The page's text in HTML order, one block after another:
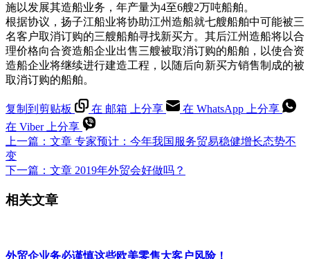
施以发展其造船业务，年产量为4至6艘2万吨船舶。
根据协议，扬子江船业将协助江州造船就七艘船舶中可能被三
名客户取消订购的三艘船舶寻找新买方。其后江州造船将以合
理价格向合资造船企业出售三艘被取消订购的船舶，以使合资
造船企业将继续进行建造工程，以随后向新买方销售制成的被
取消订购的船舶。
复制到剪贴板 在 邮箱 上分享
在 WhatsApp 上分享
在 Viber 上分享
上一篇： 文章 专家预计：今年我国服务贸易稳健增长态势不
变
下一篇： 文章 2019年外贸会好做吗？
相关文章
外贸企业务必谨慎这些欧美零售大客户风险！